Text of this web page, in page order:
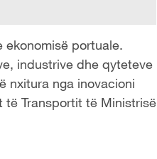
ekonomisë portuale.
industrive dhe qyteteve
nxitura nga inovacioni
të Transportit të Ministrisë